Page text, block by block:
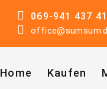
069-941 437 41
Home Kaufen